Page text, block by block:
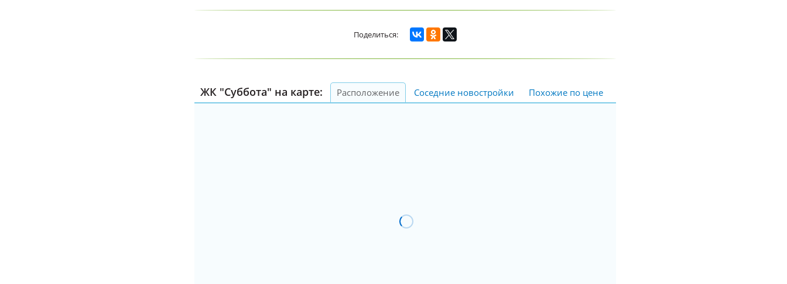
ЖК "Суббота" на карте: Расположение Соседние новостройки Похожие по цене